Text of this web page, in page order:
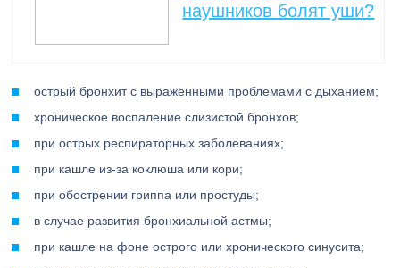
наушников болят уши?
острый бронхит с выраженными проблемами с дыханием;
хроническое воспаление слизистой бронхов;
при острых респираторных заболеваниях;
при кашле из-за коклюша или кори;
при обострении гриппа или простуды;
в случае развития бронхиальной астмы;
при кашле на фоне острого или хронического синусита;